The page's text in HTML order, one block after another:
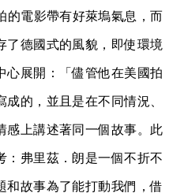
的電影帶有好萊塢氣息，而
了德國式的風貌，即使環境
心展開：「儘管他在美國拍
的，並且是在不同情況、
感上講述著同一個故事。此
：弗里茲．朗是一個不折不
和故事為了能打動我們，借